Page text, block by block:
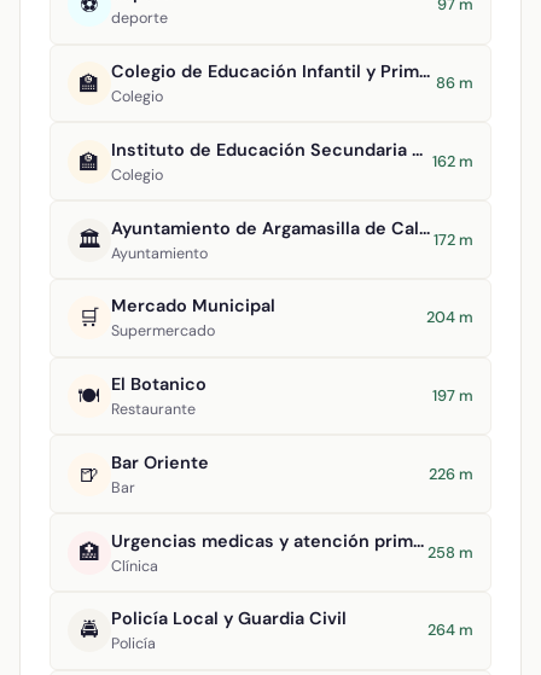
deporte
97 m
🏫 Colegio de Educación Infantil y Primaria Virgen del Socorro
Colegio
86 m
🏫 Instituto de Educación Secundaria Alonso Quijano
Colegio
162 m
🏛️ Ayuntamiento de Argamasilla de Calatrava
Ayuntamiento
172 m
🛒 Mercado Municipal
Supermercado
204 m
🍽️ El Botanico
Restaurante
197 m
🍺 Bar Oriente
Bar
226 m
🏥 Urgencias medicas y atención primaria
Clínica
258 m
🚔 Policía Local y Guardia Civil
Policía
264 m